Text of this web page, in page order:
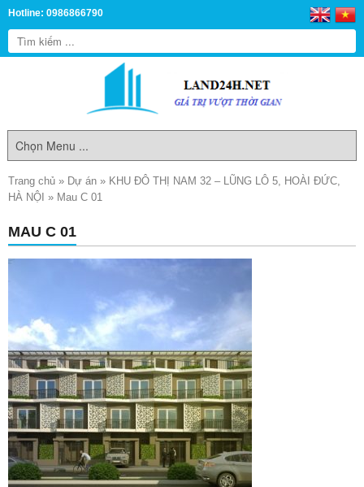
Hotline: 0986866790
Trang chủ » Dự án » KHU ĐÔ THỊ NAM 32 – LŨNG LÔ 5, HOÀI ĐỨC,
HÀ NỘI » Mau C 01
MAU C 01